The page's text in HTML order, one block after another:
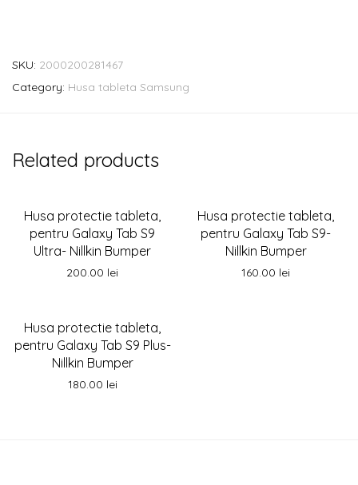
SKU: 2000200281467
Category: Husa tableta Samsung
Related products
Husa protectie tableta,
pentru Galaxy Tab S9
Ultra- Nillkin Bumper
200.00 lei
Husa protectie tableta,
pentru Galaxy Tab S9-
Nillkin Bumper
160.00 lei
Husa protectie tableta,
pentru Galaxy Tab S9 Plus-
Nillkin Bumper
180.00 lei